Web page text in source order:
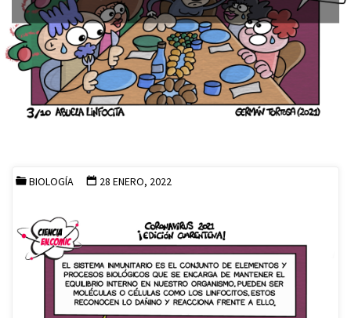
BIOLOGÍA 28 ENERO, 2022